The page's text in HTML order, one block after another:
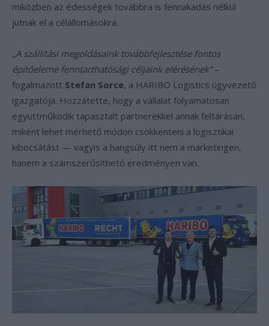
miközben az édességek továbbra is fennakadás nélkül
jutnak el a célállomásokra.
„A szállítási megoldásaink továbbfejlesztése fontos
építőeleme fenntarthatósági céljaink elérésének”–
fogalmazott Stefan Sorce, a HARIBO Logistics ügyvezető
igazgatója. Hozzátette, hogy a vállalat folyamatosan
együttműködik tapasztalt partnerekkel annak feltárásán,
miként lehet mérhető módon csökkenteni a logisztikai
kibocsátást — vagyis a hangsúly itt nem a marketingen,
hanem a számszerűsíthető eredményen van.